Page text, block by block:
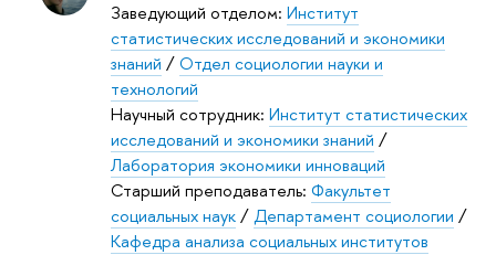
Заведующий отделом: Институт
статистических исследований и экономики
знаний /Отдел социологии науки и
технологий
Научный сотрудник: Институт статистических
исследований и экономики знаний /
Лаборатория экономики инноваций
Старший преподаватель: Факультет
социальных наук/Департамент социологии /
Кафедра анализа социальных институтов